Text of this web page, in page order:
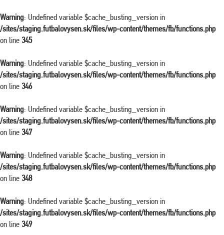
Warning: Undefined variable $cache_busting_version in
/sites/staging.futbalovysen.sk/files/wp-content/themes/fb/functions.php
on line 345
Warning: Undefined variable $cache_busting_version in
/sites/staging.futbalovysen.sk/files/wp-content/themes/fb/functions.php
on line 346
Warning: Undefined variable $cache_busting_version in
/sites/staging.futbalovysen.sk/files/wp-content/themes/fb/functions.php
on line 347
Warning: Undefined variable $cache_busting_version in
/sites/staging.futbalovysen.sk/files/wp-content/themes/fb/functions.php
on line 348
Warning: Undefined variable $cache_busting_version in
/sites/staging.futbalovysen.sk/files/wp-content/themes/fb/functions.php
on line 349